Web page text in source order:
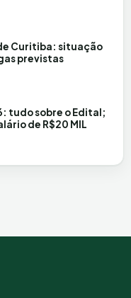
Curitiba: situação
previstas
tudo sobre o Edital;
de R$20 MIL